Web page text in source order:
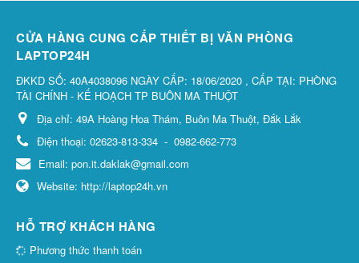
CỬA HÀNG CUNG CẤP THIẾT BỊ VĂN PHÒNG
LAPTOP24H
ĐKKD SỐ: 40A4038096 NGÀY CẤP: 18/06/2020 , CẤP TẠI: PHÒNG
TÀI CHÍNH - KẾ HOẠCH TP BUÔN MA THUỘT
Địa chỉ: 49A Hoàng Hoa Thám, Buôn Ma Thuột, Đắk Lắk
Điện thoại: 02623-813-334 - 0982-662-773
Email: pon.it.daklak@gmail.com
Website: http://laptop24h.vn
HỖ TRỢ KHÁCH HÀNG
Phương thức thanh toán